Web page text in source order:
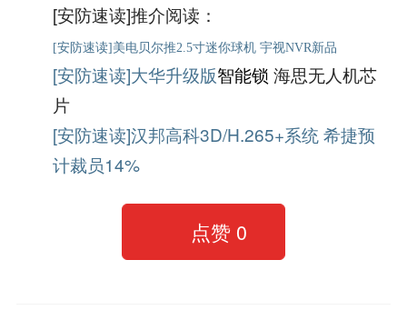
[安防速读]推介阅读：
[安防速读]美电贝尔推2.5寸迷你球机 宇视NVR新品
[安防速读]大华升级版智能锁 海思无人机芯
片
[安防速读]汉邦高科3D/H.265+系统 希捷预
计裁员14%
点赞 0